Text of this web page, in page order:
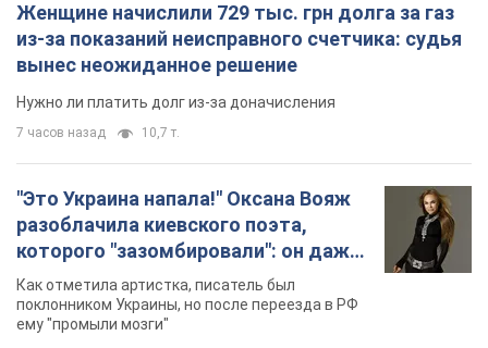
Женщине начислили 729 тыс. грн долга за газ
из-за показаний неисправного счетчика: судья
вынес неожиданное решение
Нужно ли платить долг из-за доначисления
7 часов назад 10,7 т.
"Это Украина напала!" Оксана Вояж
разоблачила киевского поэта,
которого "зазомбировали": он даже
русского не знал, а теперь хочет
геноцида украинцев
Как отметила артистка, писатель был
поклонником Украины, но после переезда в РФ
ему "промыли мозги"